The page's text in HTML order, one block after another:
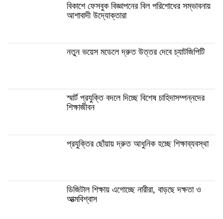
বিকাশে ফেসবুক বিজ্ঞাপনের বিল পরিশোধের সম্ভাবনায়
আশাবাদী উদ্যোক্তারা
নতুন ভয়েস মডেলে দ্রুত উত্তর দেবে চ্যাটজিপিটি
স্মার্ট প্রযুক্তি বদলে দিচ্ছে বিশেষ চাহিদাসম্পন্নদের
শিক্ষাজীবন
প্রযুক্তির ছোঁয়ায় দ্রুত আধুনিক হচ্ছে শিক্ষাব্যবস্থা
ডিজিটাল শিক্ষায় এগোচ্ছে নারীরা, বাড়ছে দক্ষতা ও
আত্মবিশ্বাস